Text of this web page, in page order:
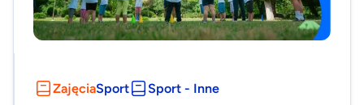
ZajęciaSport Sport - Inne